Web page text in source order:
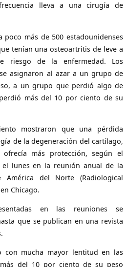
lleva a una cirugía de
poco más de 500 estadounidenses
tenían una osteoartritis de leve a
riesgo de la enfermedad. Los
asignaron al azar a un grupo de
a un grupo que perdió algo de
más del 10 por ciento de su
mostraron que una pérdida
de la degeneración del cartílago,
más protección, según el
lunes en la reunión anual de la
América del Norte (Radiological
Chicago.
en las reuniones se
que se publican en una revista
con mucha mayor lentitud en las
del 10 por ciento de su peso